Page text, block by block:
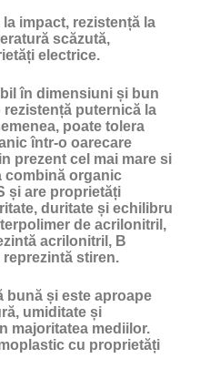
impact, rezistență la
scăzută,
electrice.
în dimensiuni și bun
puternică la
poate tolera
într-o oarecare
prezent cel mai mare si
combină organic
și are proprietăți
duritate și echilibru
de acrilonitril,
acrilonitril, B
stiren.
bună și este aproape
umiditate și
majoritatea mediilor.
cu proprietăți